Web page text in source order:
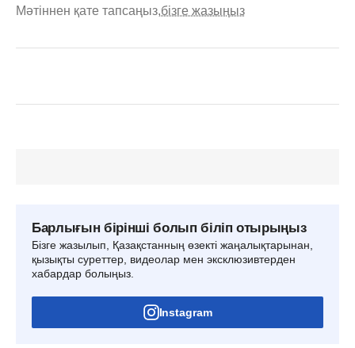
Мәтіннен қате тапсаңыз,бізге жазыңыз
Барлығын бірінші болып біліп отырыңыз
Бізге жазылып, Қазақстанның өзекті жаңалықтарынан,
қызықты суреттер, видеолар мен эксклюзивтерден
хабардар болыңыз.
Instagram